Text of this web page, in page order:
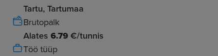
Tartu, Tartumaa
Brutopalk
Alates 6.79 €/tunnis
Töö tüüp